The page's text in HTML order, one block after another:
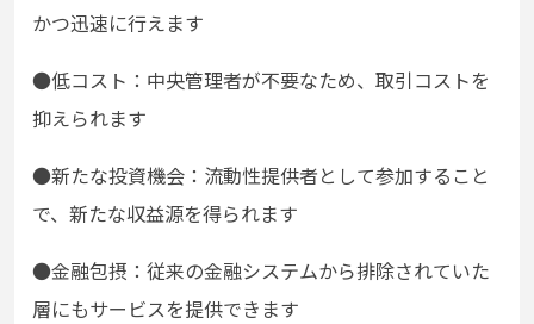
かつ迅速に行えます
●低コスト：中央管理者が不要なため、取引コストを
抑えられます
●新たな投資機会：流動性提供者として参加すること
で、新たな収益源を得られます
●金融包摂：従来の金融システムから排除されていた
層にもサービスを提供できます